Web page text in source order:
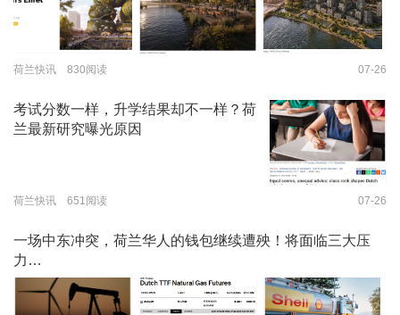
荷兰快讯 830阅读 07-26
考试分数一样，升学结果却不一样？荷
兰最新研究曝光原因
荷兰快讯 651阅读 07-26
一场中东冲突，荷兰华人的钱包继续遭殃！将面临三大压
力…